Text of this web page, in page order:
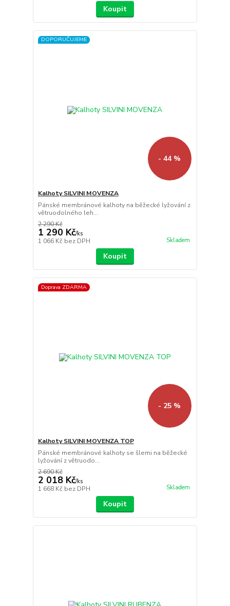
Koupit
DOPORUČUJEME
- 44 %
Kalhoty SILVINI MOVENZA
Pánské membránové kalhoty na běžecké lyžování z
větruodolného leh...
2 290 Kč
1 290 Kč/ks
1 066 Kč bez DPH Skladem
Koupit
Doprava ZDARMA
- 25 %
Kalhoty SILVINI MOVENZA TOP
Pánské membránové kalhoty se šlemi na běžecké
lyžování z větruodo...
2 690 Kč
2 018 Kč/ks
1 668 Kč bez DPH Skladem
Koupit